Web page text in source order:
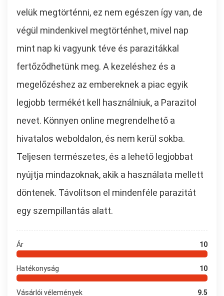
velük megtörténni, ez nem egészen így van, de
végül mindenkivel megtörténhet, mivel nap
mint nap ki vagyunk téve és parazitákkal
fertőződhetünk meg. A kezeléshez és a
megelőzéshez az embereknek a piac egyik
legjobb termékét kell használniuk, a Parazitol
nevet. Könnyen online megrendelhető a
hivatalos weboldalon, és nem kerül sokba.
Teljesen természetes, és a lehető legjobbat
nyújtja mindazoknak, akik a használata mellett
döntenek. Távolítson el mindenféle parazitát
egy szempillantás alatt.
Ár 10
Hatékonyság 10
Vásárlói vélemények 9.5